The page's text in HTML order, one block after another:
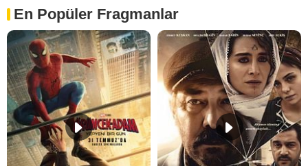
En Popüler Fragmanlar